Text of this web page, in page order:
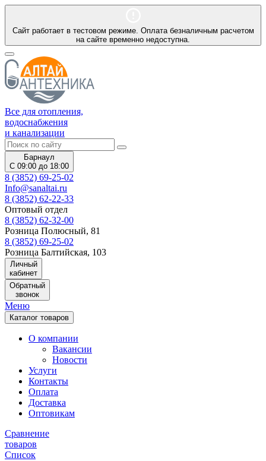
Сайт работает в тестовом режиме. Оплата безналичным расчетом
на сайте временно недоступна.
Все для отопления,
водоснабжения
и канализации
Барнаул
С 09:00 до 18:00
8 (3852) 69-25-02
Info@sanaltai.ru
8 (3852) 62-22-33
Оптовый отдел
8 (3852) 62-32-00
Розница Полюсный, 81
8 (3852) 69-25-02
Розница Балтийская, 103
Личный
кабинет
Обратный
звонок
Меню
Каталог товаров
О компании
Вакансии
Новости
Услуги
Контакты
Оплата
Доставка
Оптовикам
Сравнение
товаров
Список